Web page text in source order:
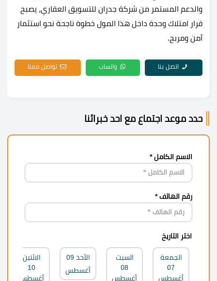
والدعم المستمر من شركة جدران للتسويق العقاري، يصبح
قرار امتلاك وحدة داخل هذا المول خطوة ناجحة نحو استثمار
آمن ومربح.
اتصل بنا واتساب تواصل معنا
حدد موعد اجتماع مع احد خبرائنا
الاسم الكامل *
رقم الهاتف *
اختر التاريخ
الجمعة
07
أغسطس
السبت
08
أغسطس
الأحد 09
أغسطس
الاثنين
10
أغسطس